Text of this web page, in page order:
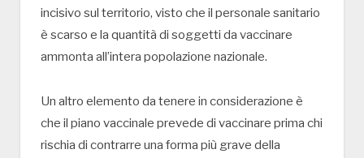
incisivo sul territorio, visto che il personale sanitario
è scarso e la quantità di soggetti da vaccinare
ammonta all’intera popolazione nazionale.
Un altro elemento da tenere in considerazione è
che il piano vaccinale prevede di vaccinare prima chi
rischia di contrarre una forma più grave della